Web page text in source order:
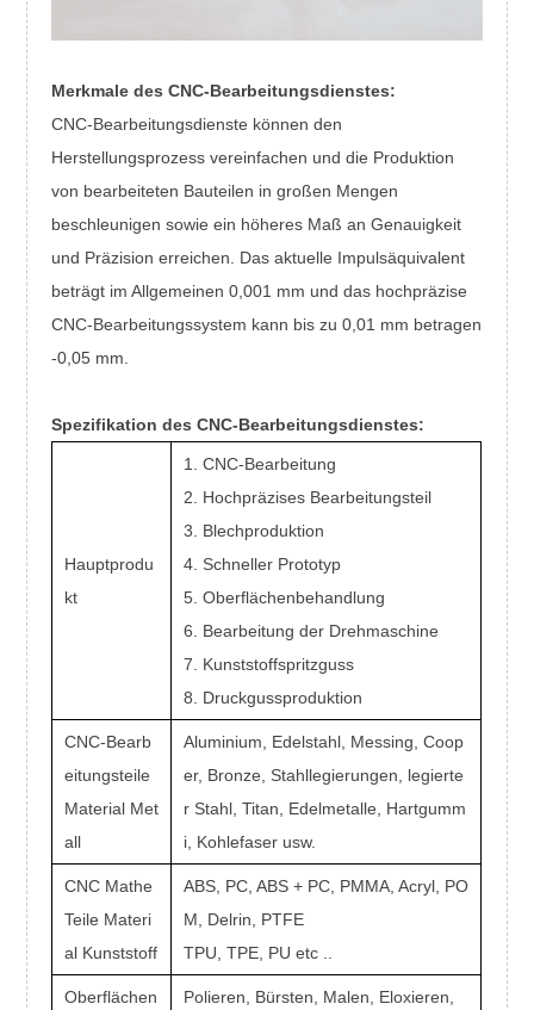
Merkmale des CNC-Bearbeitungsdienstes:
CNC-Bearbeitungsdienste können den
Herstellungsprozess vereinfachen und die Produktion
von bearbeiteten Bauteilen in großen Mengen
beschleunigen sowie ein höheres Maß an Genauigkeit
und Präzision erreichen. Das aktuelle Impulsäquivalent
beträgt im Allgemeinen 0,001 mm und das hochpräzise
CNC-Bearbeitungssystem kann bis zu 0,01 mm betragen
-0,05 mm.
Spezifikation des CNC-Bearbeitungsdienstes:
Hauptprodu
kt
1. CNC-Bearbeitung
2. Hochpräzises Bearbeitungsteil
3. Blechproduktion
4. Schneller Prototyp
5. Oberflächenbehandlung
6. Bearbeitung der Drehmaschine
7. Kunststoffspritzguss
8. Druckgussproduktion
CNC-Bearb
eitungsteile
Material Met
all
Aluminium, Edelstahl, Messing, Coop
er, Bronze, Stahllegierungen, legierte
r Stahl, Titan, Edelmetalle, Hartgumm
i, Kohlefaser usw.
CNC Mathe
Teile Materi
al Kunststoff
ABS, PC, ABS + PC, PMMA, Acryl, PO
M, Delrin, PTFE
TPU, TPE, PU etc ..
Oberflächen Polieren, Bürsten, Malen, Eloxieren,